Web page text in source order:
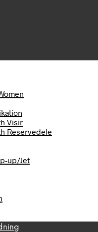
Visir
Reservedele
up/Jet